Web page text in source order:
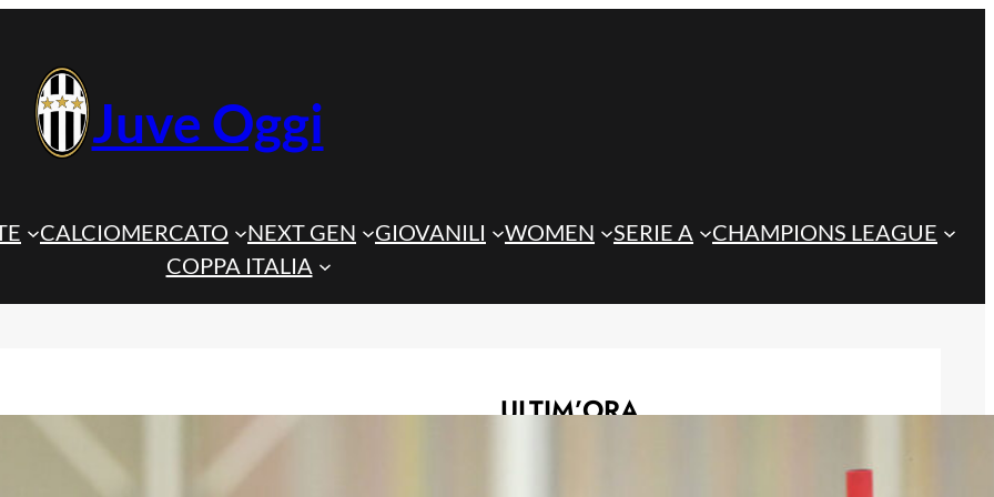
Juve Oggi
CALCIOMERCATO NEXT GEN GIOVANILI WOMEN SERIE A
CHAMPIONS LEAGUE
COPPA ITALIA
ULTIM’ORA